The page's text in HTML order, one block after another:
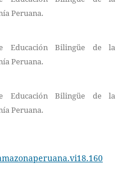
Peruana.
Educación Bilingüe de la
Peruana.
Educación Bilingüe de la
Peruana.